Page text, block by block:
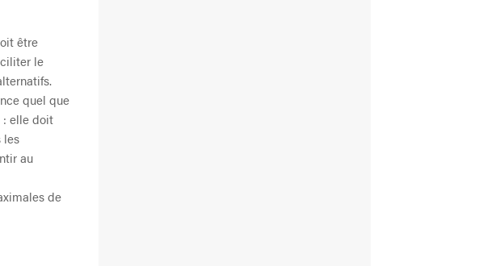
être
le
quel que
: elle doit
les
au
de